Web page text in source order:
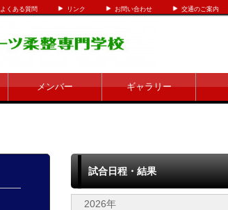
よくある質問 リンク お問い合わせ 交通のご案内
メンバー ギャラリー
試合日程・結果
2026年